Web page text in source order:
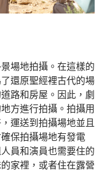
場地拍攝。在這樣的
還原聖經裡古代的場
路和房屋。因此，劇
方進行拍攝。拍攝用
運送到拍攝場地並且
保拍攝場地有發電
員和演員也需要住的
家裡，或者住在露營